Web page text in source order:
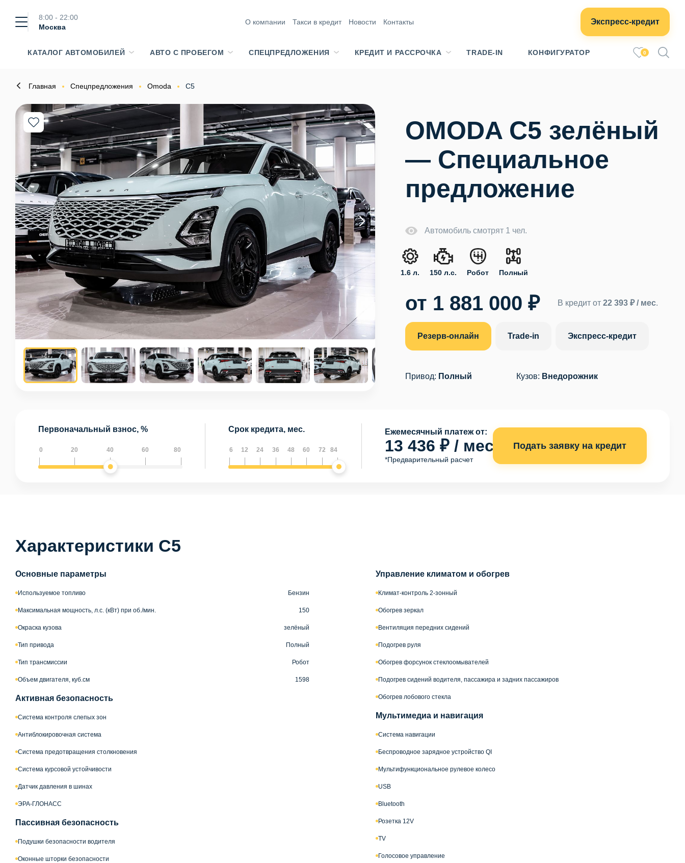
8:00 - 22:00
Москва
О компании Такси в кредит Новости Контакты Экспресс-кредит
КАТАЛОГ АВТОМОБИЛЕЙ АВТО С ПРОБЕГОМ СПЕЦПРЕДЛОЖЕНИЯ КРЕДИТ И РАССРОЧКА TRADE-IN КОНФИГУРАТОР 0
Главная Спецпредложения Omoda C5
OMODA C5 зелёный
— Специальное
предложение
Автомобиль смотрят 1 чел.
1.6 л. 150 л.с. Робот Полный
от 1 881 000 ₽ В кредит от22 393 ₽ / мес.
Резерв-онлайн Trade-in Экспресс-кредит
Привод: Полный Кузов: Внедорожник
Первоначальный взнос, %
0 20 40 60 80
Срок кредита, мес.
6 12 24 36 48 60 72 84
Ежемесячный платеж от:
13 436 ₽ / мес
*Предварительный расчет
Подать заявку на кредит
Характеристики C5
Основные параметры
Используемое топливо Бензин
Максимальная мощность, л.с. (кВт) при об./мин. 150
Окраска кузова зелёный
Тип привода Полный
Тип трансмиссии Робот
Объем двигателя, куб.см 1598
Активная безопасность
Система контроля слепых зон
Антиблокировочная система
Система предотвращения столкновения
Система курсовой устойчивости
Датчик давления в шинах
ЭРА-ГЛОНАСС
Пассивная безопасность
Подушки безопасности водителя
Оконные шторки безопасности
Управление климатом и обогрев
Климат-контроль 2-зонный
Обогрев зеркал
Вентиляция передних сидений
Подогрев руля
Обогрев форсунок стеклоомывателей
Подогрев сидений водителя, пассажира и задних пассажиров
Обогрев лобового стекла
Мультимедиа и навигация
Система навигации
Беспроводное зарядное устройство QI
Мультифункциональное рулевое колесо
USB
Bluetooth
Розетка 12V
TV
Голосовое управление